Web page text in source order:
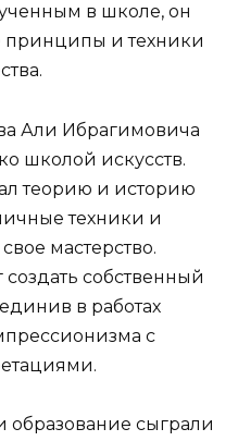
в школе, он
принципы и техники
Али Ибрагимовича
школой искусств.
теорию и историю
техники и
мастерство.
собственный
в работах
с
образование сыграли